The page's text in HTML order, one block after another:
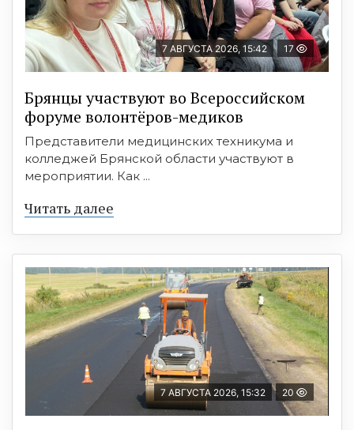
7 АВГУСТА 2026, 15:42 17
Брянцы участвуют во Всероссийском
форуме волонтёров-медиков
Представители медицинских техникума и
колледжей Брянской области участвуют в
мероприятии. Как ...
Читать далее
7 АВГУСТА 2026, 15:32 20